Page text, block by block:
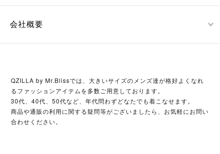
会社概要
QZILLA by Mr.Blissでは、大きいサイズのメンズ達が格好よくなれ
るファッションアイテムを多数ご用意しております。
30代、40代、50代など、年代問わずどなたでも着こなせます。
商品や通販の利用に関する疑問等がございましたら、お気軽にお問い
合わせください。